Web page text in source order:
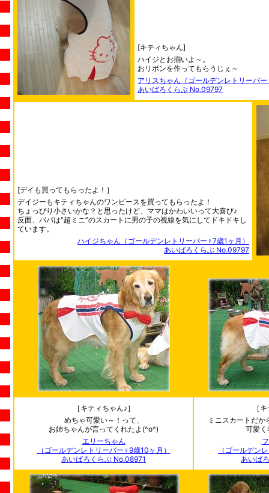
[キティちゃん]
ハイジとお揃いよ～。
おリボンを作ってもらうじぇ～
アリスちゃん（ゴールデンレトリーバ
あいばろくらぶ No.09797
[デイも買ってもらったよ！］
デイジーもキティちゃんのワンピースを買ってもらったよ！
ちょっぴり小さいかな？と思ったけど、ママはかわいいって大喜び♪
反面、パパは“超ミニ”のスカートに男の子の視線を気にしてドキドキし
ています。
ハイジちゃん（ゴールデンレトリーバー♀7歳1ヶ月）
あいばろくらぶ No.09797
［キティちゃん♪］
めちゃ可愛い～！って、
お姉ちゃんが言ってくれたよ(^o^)
エリーちゃん
（ゴールデンレトリーバー♀9歳10ヶ月）
あいばろくらぶ No.08971
［
ミニスカートだ
可愛く
（ゴールデン
あいば